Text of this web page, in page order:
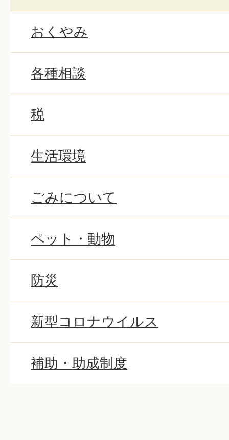
おくやみ
各種相談
税
生活環境
ごみについて
ペット・動物
防災
新型コロナウイルス
補助・助成制度